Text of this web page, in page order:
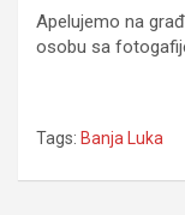
Apelujemo na
osobu sa
Tags: Banja Luka